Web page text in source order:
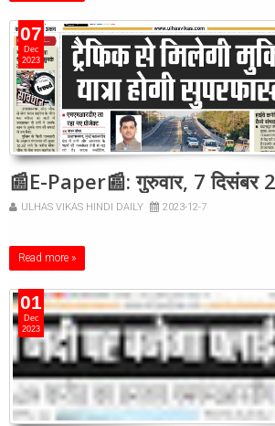
07
Dec
2023
📰E-Paper📰: गुरुवार, 7
ULHAS VIKAS HINDI DAILY 2023-12-7
Read more »
01
Dec
2023